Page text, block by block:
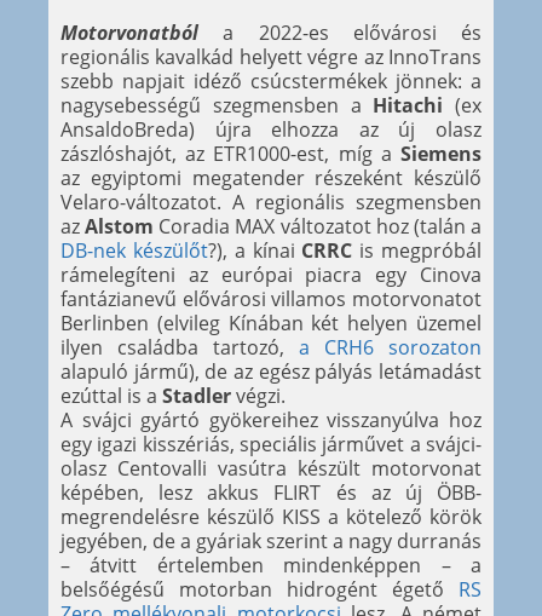
Motorvonatból a 2022-es elővárosi és
regionális kavalkád helyett végre az InnoTrans
szebb napjait idéző csúcstermékek jönnek: a
nagysebességű szegmensben a Hitachi (ex
AnsaldoBreda) újra elhozza az új olasz
zászlóshajót, az ETR1000-est, míg a Siemens
az egyiptomi megatender részeként készülő
Velaro-változatot. A regionális szegmensben
azAlstom Coradia MAX változatot hoz (talán a
DB-nek készülőt?), a kínai CRRC is megpróbál
rámelegíteni az európai piacra egy Cinova
fantázianevű elővárosi villamos motorvonatot
Berlinben (elvileg Kínában két helyen üzemel
ilyen családba tartozó, a CRH6 sorozaton
alapuló jármű), de az egész pályás letámadást
ezúttal is a Stadlervégzi.
A svájci gyártó gyökereihez visszanyúlva hoz
egy igazi kisszériás, speciális járművet a svájci-
olasz Centovalli vasútra készült motorvonat
képében, lesz akkus FLIRT és az új ÖBB-
megrendelésre készülő KISS a kötelező körök
jegyében, de a gyáriak szerint a nagy durranás
– átvitt értelemben mindenképpen – a
belsőégésű motorban hidrogént égető RS